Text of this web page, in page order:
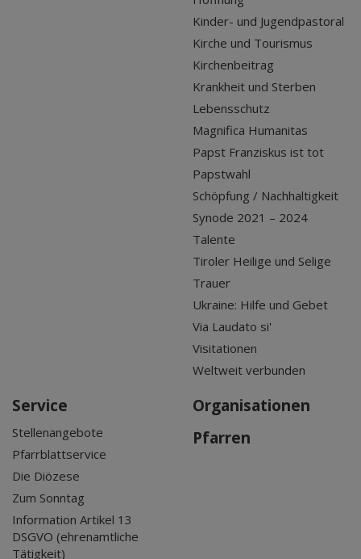
Kinder- und Jugendpastoral
Kirche und Tourismus
Kirchenbeitrag
Krankheit und Sterben
Lebensschutz
Magnifica Humanitas
Papst Franziskus ist tot
Papstwahl
Schöpfung / Nachhaltigkeit
Synode 2021 – 2024
Talente
Tiroler Heilige und Selige
Trauer
Ukraine: Hilfe und Gebet
Via Laudato si'
Visitationen
Weltweit verbunden
Service
Stellenangebote
Pfarrblattservice
Die Diözese
Zum Sonntag
Information Artikel 13
DSGVO (ehrenamtliche
Tätigkeit)
Organisationen
Pfarren